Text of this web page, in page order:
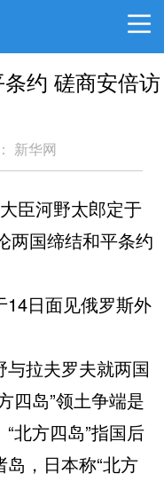
约 磋商安倍访
新华网
臣河野太郎定于
两国缔结和平条约
日面见俄罗斯外
拉夫罗夫就两国
四岛”领土争端是
北方四岛”指国后
，日本称“北方